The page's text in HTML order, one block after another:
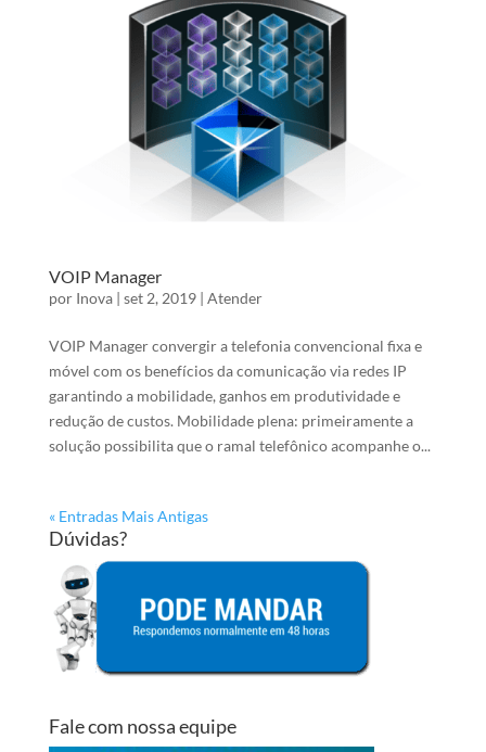
VOIP Manager
por Inova| set 2, 2019| Atender
VOIP Manager convergir a telefonia convencional fixa e
móvel com os benefícios da comunicação via redes IP
garantindo a mobilidade, ganhos em produtividade e
redução de custos. Mobilidade plena: primeiramente a
solução possibilita que o ramal telefônico acompanhe o...
« Entradas Mais Antigas
Dúvidas?
Fale com nossa equipe